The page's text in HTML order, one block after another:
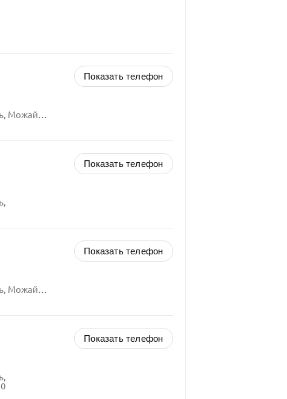
Российская Федерация, Московская область, Можайский городской округ,
Показать телефон
Показать телефон
Российская Федерация, Московская область, Можайский городской округ,
Показать телефон
Показать телефон